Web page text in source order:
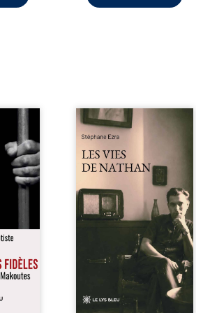
mais
les
La
les
Joli
Les vies de
Nathan est un
né en trois jours,
au printemps
2026. Pour la
première fois,
Stéphane Ezra,
médium, a pu
communiquer
avec son père,
disparu depuis
plus de vingt ans
et qu’il n’a jamais
connu. De ce
dialogue par-delà